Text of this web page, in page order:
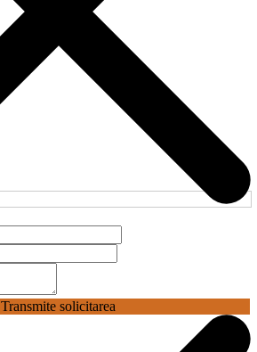
Transmite solicitarea